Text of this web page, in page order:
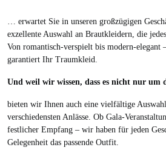
… erwartet Sie in unseren großzügigen
exzellente Auswahl an Brautkleidern, die
Von romantisch-verspielt bis modern-elegant
garantiert Ihr Traumkleid.
Und weil wir wissen, dass es nicht nur um
bieten wir Ihnen auch eine vielfältige
verschiedensten Anlässe. Ob Gala-
festlicher Empfang – wir haben für jeden
Gelegenheit das passende Outfit.